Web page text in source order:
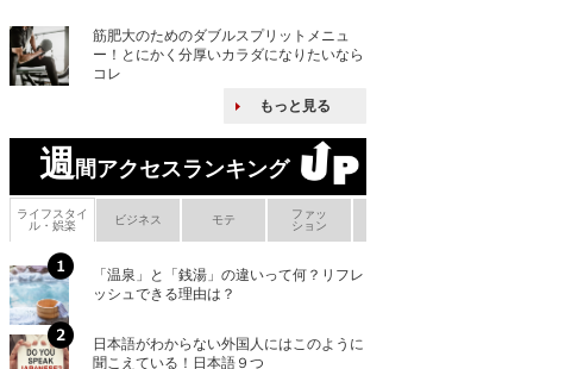
筋肥大のためのダブルスプリットメニュ
ー！とにかく分厚いカラダになりたいなら
コレ
もっと見る
週間アクセスランキング
ライフスタイ
ル・娯楽
ビジネス モテ
ファッ
ション
「温泉」と「銭湯」の違いって何？リフレ
ッシュできる理由は？
日本語がわからない外国人にはこのように
聞こえている！日本語９つ